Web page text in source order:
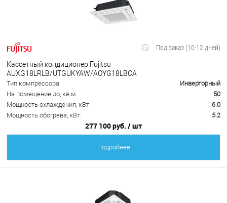
Под заказ (10-12 дней)
Кассетный кондиционер Fujitsu
AUXG18LRLB/UTGUKYAW/AOYG18LBCA
Тип компрессора
Инверторный
На помещение до, кв.м
50
Мощность охлаждения, кВт:
6.0
Мощность обогрева, кВт:
5.2
277 100 руб. / шт
Подробнее